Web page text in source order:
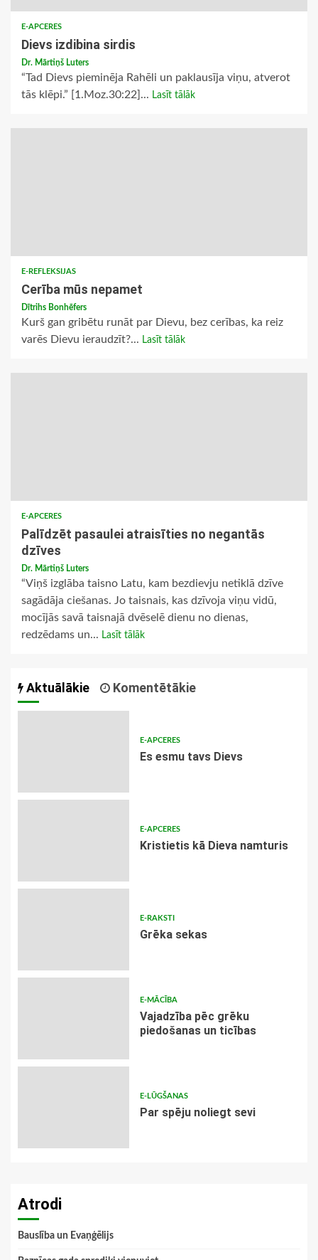
E-APCERES
Dievs izdibina sirdis
Dr. Mārtiņš Luters
“Tad Dievs pieminēja Rahēli un paklausīja viņu, atverot
tās klēpi.” [1.Moz.30:22]... Lasīt tālāk
E-REFLEKSIJAS
Cerība mūs nepamet
Dītrihs Bonhēfers
Kurš gan gribētu runāt par Dievu, bez cerības, ka reiz
varēs Dievu ieraudzīt?... Lasīt tālāk
E-APCERES
Palīdzēt pasaulei atraisīties no negantās
dzīves
Dr. Mārtiņš Luters
“Viņš izglāba taisno Latu, kam bezdievju netiklā dzīve
sagādāja ciešanas. Jo taisnais, kas dzīvoja viņu vidū,
mocījās savā taisnajā dvēselē dienu no dienas,
redzēdams un... Lasīt tālāk
Aktuālākie Komentētākie
E-APCERES
Es esmu tavs Dievs
E-APCERES
Kristietis kā Dieva namturis
E-RAKSTI
Grēka sekas
E-MĀCĪBA
Vajadzība pēc grēku
piedošanas un ticības
E-LŪGŠANAS
Par spēju noliegt sevi
Atrodi
Bauslība un Evaņģēlijs